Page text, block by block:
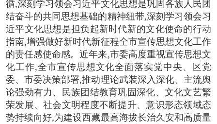
循,深刻学习领会习近平文化思想是巩固各族人民团
结奋斗的共同思想基础的精神纽带,深刻学习领会习
近平文化思想是担负起新时代新的文化使命的行动
指南,增强做好新时代新征程全市宣传思想文化工作
的责任感使命感。近年来,市委高度重视宣传思想文
化工作,全市宣传思想文化全面落实党中央、区党
委、市委决策部署,推动理论武装深入深化、主流舆
论强劲有力、民族团结教育巩固深化、文化文艺繁
荣发展、社会文明程度不断提升、意识形态领域态
势持续向好,为建设西藏最高海拔长治久安和高质量